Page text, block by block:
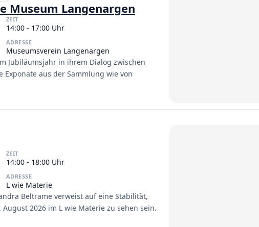
Museum Langenargen
ZEIT
14:00 - 17:00 Uhr
ADRESSE
Museumsverein Langenargen
Jubiläumsjahr in ihrem Dialog zwischen
aus der Sammlung wie von
ZEIT
14:00 - 18:00 Uhr
ADRESSE
L wie Materie
Beltrame verweist auf eine Stabilität,
2026 im L wie Materie zu sehen sein.